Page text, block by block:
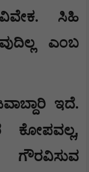
ವಿವೇಕ. ಸಿಹಿ
ಎಂಬ
ಇದೆ.
ಕೋಪವಲ್ಲ,
ಗೌರವಿಸುವ